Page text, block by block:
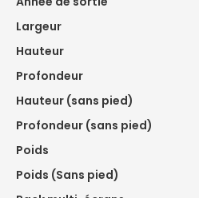
Largeur
Hauteur
Profondeur
Hauteur (sans pied)
Profondeur (sans pied)
Poids
Poids (Sans pied)